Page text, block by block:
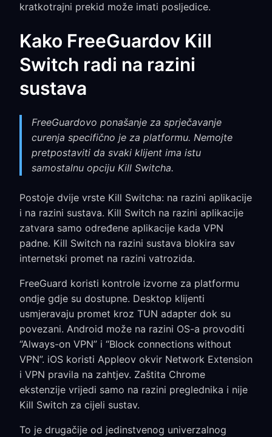
kratkotrajni prekid može imati posljedice.
Kako FreeGuardov Kill
Switch radi na razini
sustava
FreeGuardovo ponašanje za sprječavanje
curenja specifično je za platformu. Nemojte
pretpostaviti da svaki klijent ima istu
samostalnu opciju Kill Switcha.
Postoje dvije vrste Kill Switcha: na razini aplikacije
i na razini sustava. Kill Switch na razini aplikacije
zatvara samo određene aplikacije kada VPN
padne. Kill Switch na razini sustava blokira sav
internetski promet na razini vatrozida.
FreeGuard koristi kontrole izvorne za platformu
ondje gdje su dostupne. Desktop klijenti
usmjeravaju promet kroz TUN adapter dok su
povezani. Android može na razini OS-a provoditi
“Always-on VPN” i “Block connections without
VPN”. iOS koristi Appleov okvir Network Extension
i VPN pravila na zahtjev. Zaštita Chrome
ekstenzije vrijedi samo na razini preglednika i nije
Kill Switch za cijeli sustav.
To je drugačije od jedinstvenog univerzalnog